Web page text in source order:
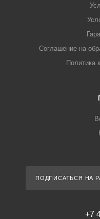
Соглашение на
Политика
ПОДПИСАТЬСЯ НА
+7